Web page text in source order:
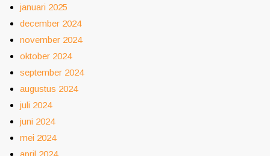
januari 2025
december 2024
november 2024
oktober 2024
september 2024
augustus 2024
juli 2024
juni 2024
mei 2024
april 2024